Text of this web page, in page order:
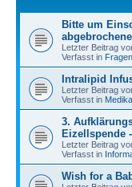
Bitte um
Letzter Beitrag
Verfasst in
Intralipid
Letzter Beitrag
Verfasst in
3.
Eizellspende
Letzter Beitrag
Verfasst in
Wish for a